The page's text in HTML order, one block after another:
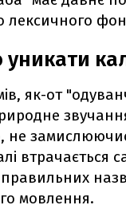
лексичного
як-от
не
втрачається
мовлення.